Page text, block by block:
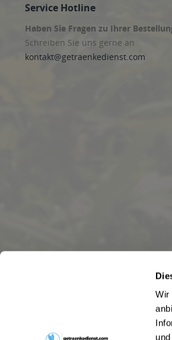
Wir
Service Hotline
Haben Sie Fragen zu Ihrer
Schreiben Sie uns gerne an
kontakt@getraenkedienst.com